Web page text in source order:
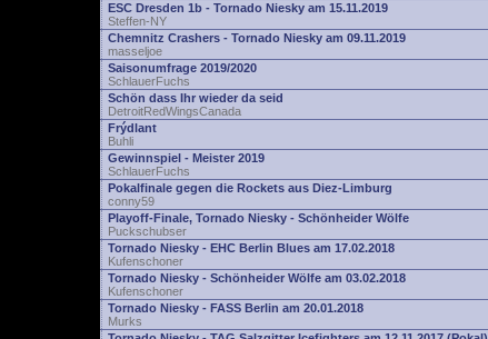
ESC Dresden 1b - Tornado Niesky am 15.11.2019
Steffen-NY
Chemnitz Crashers - Tornado Niesky am 09.11.2019
masseljoe
Saisonumfrage 2019/2020
SchlauerFuchs
Schön dass Ihr wieder da seid
DetroitRedWingsCanada
Frýdlant
Buhli
Gewinnspiel - Meister 2019
SchlauerFuchs
Pokalfinale gegen die Rockets aus Diez-Limburg
conny59
Playoff-Finale, Tornado Niesky - Schönheider Wölfe
Puckschubser
Tornado Niesky - EHC Berlin Blues am 17.02.2018
Kufenschoner
Tornado Niesky - Schönheider Wölfe am 03.02.2018
Kufenschoner
Tornado Niesky - FASS Berlin am 20.01.2018
Murks